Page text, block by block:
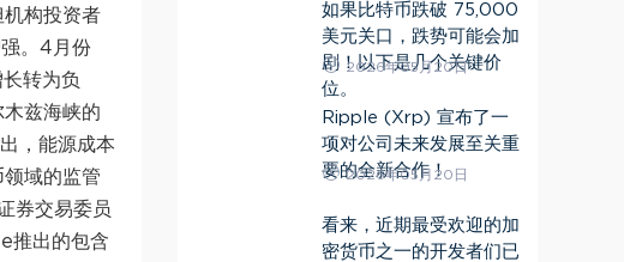
构投资者
。4月份
转为负
兹海峡的
，能源成本
域的监管
券交易委员
推出的包含
如果比特币跌破 75,000
美元关口，跌势可能会加
剧！以下是几个关键价
位。
2026年05月20日
Ripple (Xrp) 宣布了一
项对公司未来发展至关重
要的全新合作！
2026年05月20日
看来，近期最受欢迎的加
密货币之一的开发者们已